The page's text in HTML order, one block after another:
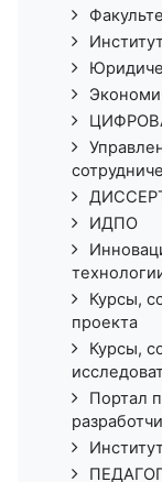
ИДПО
Курсы,
проекта
Курсы,
Портал